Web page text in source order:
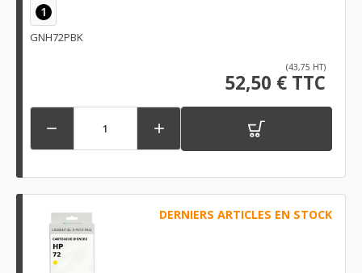
1
GNH72PBK
(43,75 HT)
52,50 € TTC
 
DERNIERS ARTICLES EN STOCK